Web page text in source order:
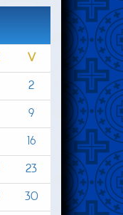
V
2
9
16
23
30